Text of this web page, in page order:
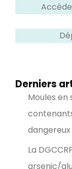
Derniers
Moules en
dangereux
La
arsenic/